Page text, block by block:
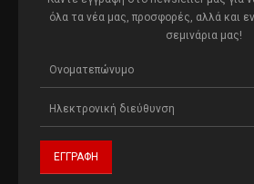
όλα τα νέα μας, προσφορές, αλλά και
σεμινάρια μας!